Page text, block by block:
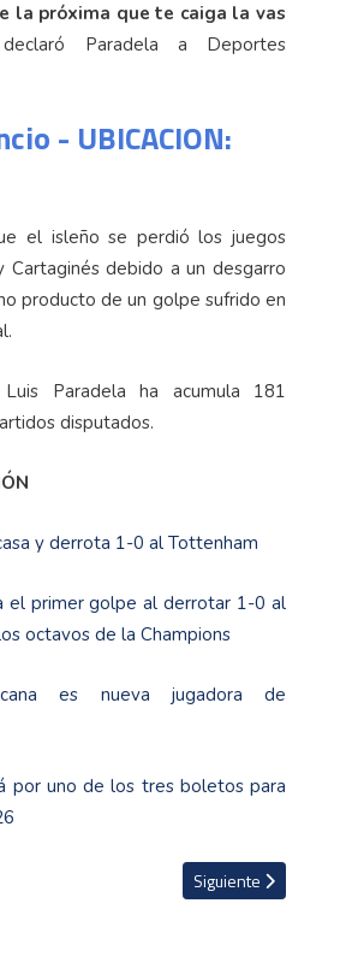
la próxima que te caiga la vas
Paradela a Deportes
- UBICACION:
el isleño se perdió los juegos
Cartaginés debido a un desgarro
producto de un golpe sufrido en
Paradela ha acumula 181
disputados.
y derrota 1-0 al Tottenham
el primer golpe al derrotar 1-0 al
octavos de la Champions
es nueva jugadora de
por uno de los tres boletos para
Waston ve como prioridad invertir en
Artículo siguiente:
Siguiente